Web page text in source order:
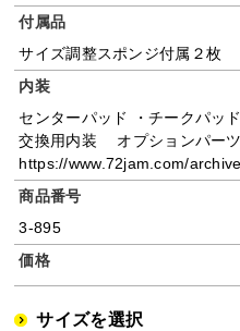
付属品
サイズ調整スポンジ付属２枚
内装
センターパッド ・チークパッ
交換用内装 オプションパーツ
https://www.72jam.com/
商品番号
3-895
価格
サイズを選択